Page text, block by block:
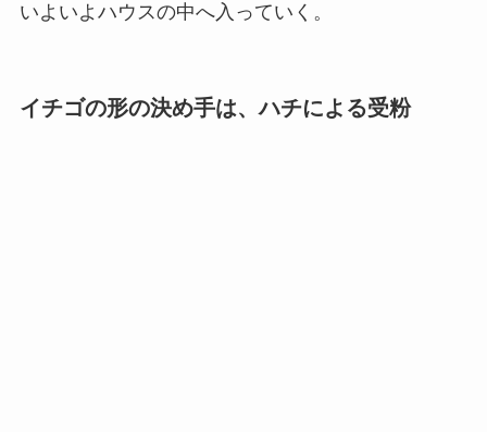
いよいよハウスの中へ入っていく。
イチゴの形の決め手は、ハチによる受粉